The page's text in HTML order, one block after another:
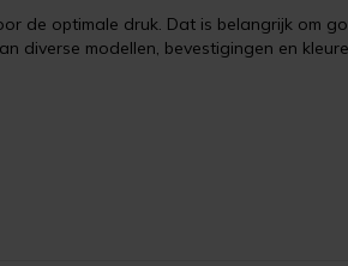
de optimale druk. Dat is belangrijk om
diverse modellen, bevestigingen en